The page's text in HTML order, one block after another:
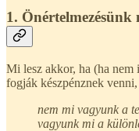
1.
Mi lesz akkor, ha (ha nem
fogják készpénznek
nem mi vagyunk a
vagyunk mi a